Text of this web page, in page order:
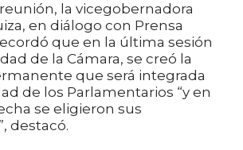
la vicegobernadora
en diálogo con Prensa
que en la última sesión
de la Cámara, se creó la
que será integrada
de los Parlamentarios “y en
se eligieron sus
destacó.